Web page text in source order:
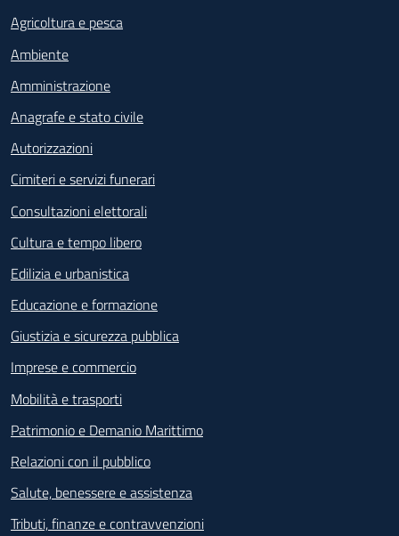
Agricoltura e pesca
Ambiente
Amministrazione
Anagrafe e stato civile
Autorizzazioni
Cimiteri e servizi funerari
Consultazioni elettorali
Cultura e tempo libero
Edilizia e urbanistica
Educazione e formazione
Giustizia e sicurezza pubblica
Imprese e commercio
Mobilità e trasporti
Patrimonio e Demanio Marittimo
Relazioni con il pubblico
Salute, benessere e assistenza
Tributi, finanze e contravvenzioni